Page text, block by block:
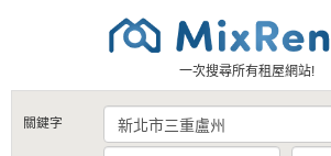
一次搜尋所有租屋網站!
關鍵字